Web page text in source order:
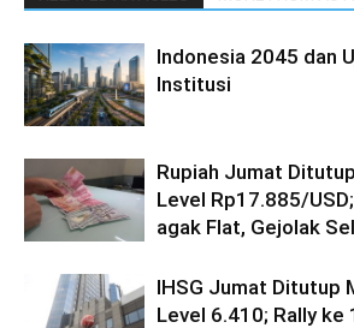
Indonesia 2045 dan
Institusi
Rupiah Jumat
Level Rp17.885/
agak Flat, Gejolak
IHSG Jumat Ditutup
Level 6.410; Rally ke